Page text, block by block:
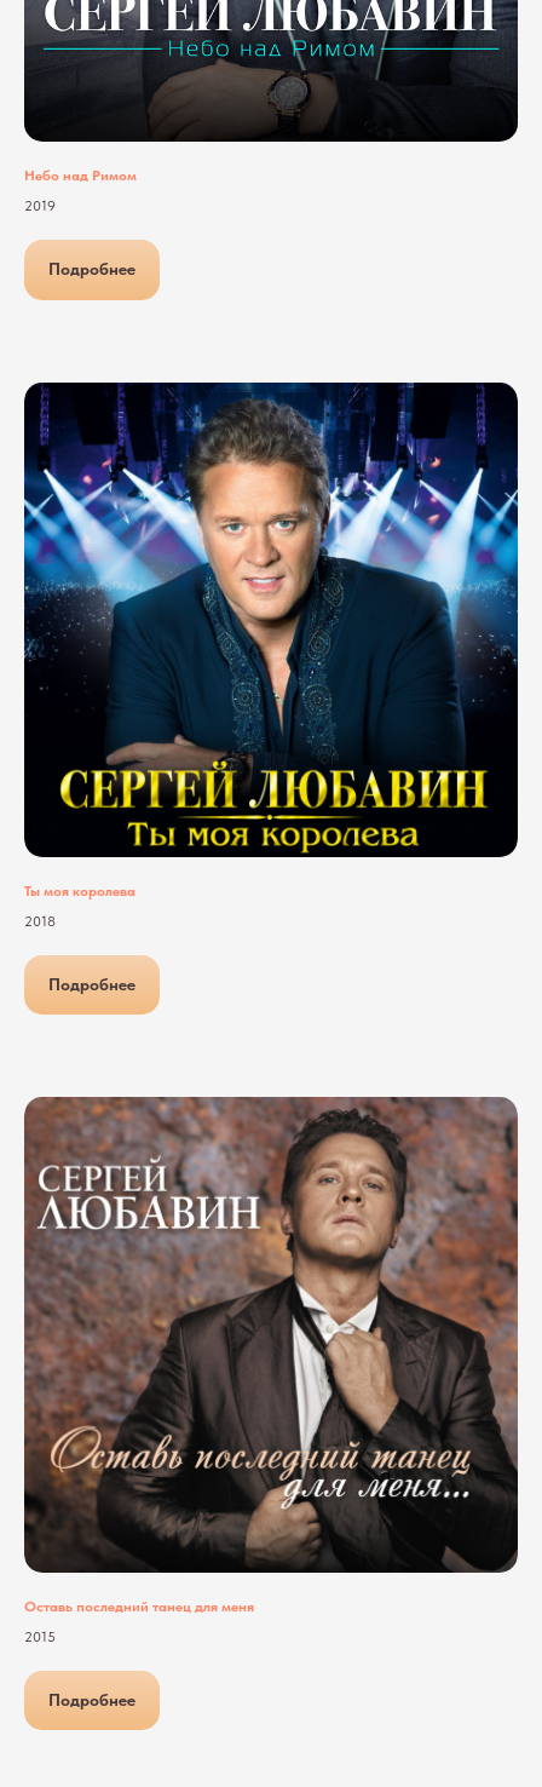
Небо над Римом
2019
Подробнее
Ты моя королева
2018
Подробнее
Оставь последний танец для меня
2015
Подробнее